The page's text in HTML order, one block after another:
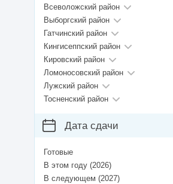
Всеволожский район
Выборгский район
Гатчинский район
Кингисеппский район
Кировский район
Ломоносовский район
Лужский район
Тосненский район
Дата сдачи
Готовые
В этом году (2026)
В следующем (2027)